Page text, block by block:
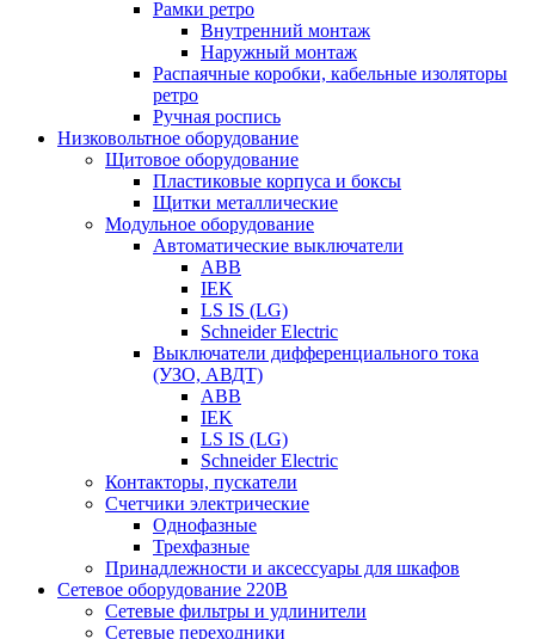
Рамки ретро
Внутренний монтаж
Наружный монтаж
Распаячные коробки, кабельные изоляторы
ретро
Ручная роспись
Низковольтное оборудование
Щитовое оборудование
Пластиковые корпуса и боксы
Щитки металлические
Модульное оборудование
Автоматические выключатели
ABB
IEK
LS IS (LG)
Schneider Electric
Выключатели дифференциального тока
(УЗО, АВДТ)
ABB
IEK
LS IS (LG)
Schneider Electric
Контакторы, пускатели
Счетчики электрические
Однофазные
Трехфазные
Принадлежности и аксессуары для шкафов
Сетевое оборудование 220В
Сетевые фильтры и удлинители
Сетевые переходники